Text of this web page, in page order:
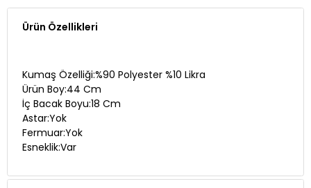
Ürün Özellikleri
Kumaş Özelliği:%90 Polyester %10 Likra
Ürün Boy:44 Cm
İç Bacak Boyu:18 Cm
Astar:Yok
Fermuar:Yok
Esneklik:Var